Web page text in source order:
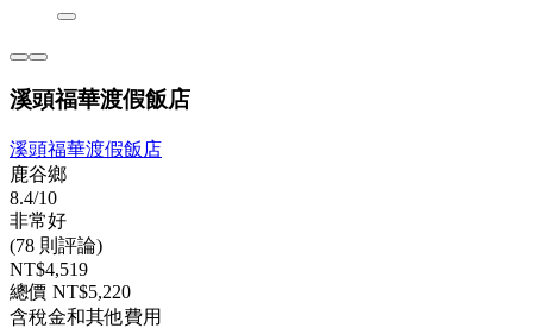
溪頭福華渡假飯店
溪頭福華渡假飯店
鹿谷鄉
8.4/10
非常好
(78 則評論)
NT$4,519
總價 NT$5,220
含稅金和其他費用